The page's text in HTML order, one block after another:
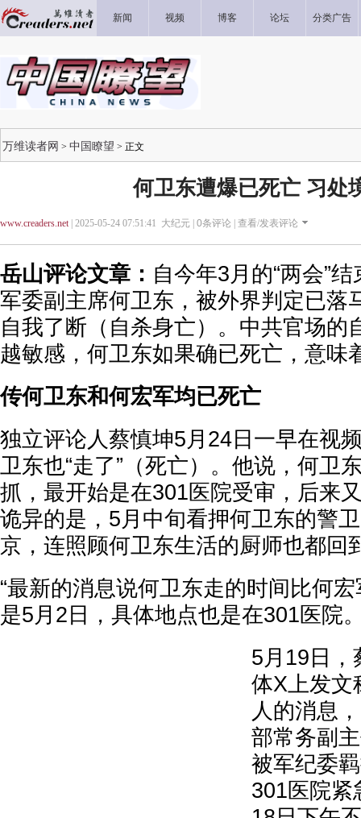
新闻 视频 博客 论坛 分类广告
万维读者网 > 中国瞭望 > 正文
何卫东遭爆已死亡 习处
www.creaders.net| 2025-05-24 07:51:41 大纪元 | 0条评论 | 查看/发表评论
岳山评论文章： 自今年3月的“两会”
军委副主席何卫东，被外界判定已落
自我了断（自杀身亡）。中共官场的
越敏感，何卫东如果确已死亡，意味
传何卫东和何宏军均已死亡
独立评论人蔡慎坤5月24日一早在视
卫东也“走了”（死亡）。他说，何卫
抓，最开始是在301医院受审，后来
诡异的是，5月中旬看押何卫东的警
京，连照顾何卫东生活的厨师也都回
“最新的消息说何卫东走的时间比何
是5月2日，具体地点也是在301医院
5月19日，
体X上发文
人的消息
部常务副
被军纪委
301医院紧